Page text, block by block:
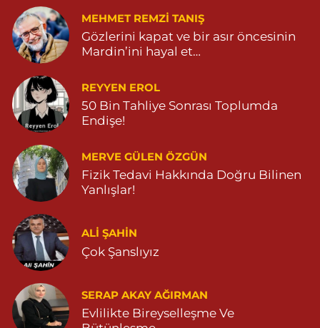
MEHMET REMZI TANIŞ
Gözlerini kapat ve bir asır öncesinin
Mardin’ini hayal et…
REYYEN EROL
50 Bin Tahliye Sonrası Toplumda
Endişe!
MERVE GÜLEN ÖZGÜN
Fizik Tedavi Hakkında Doğru Bilinen
Yanlışlar!
ALI ŞAHİN
Çok Şanslıyız
SERAP AKAY AĞIRMAN
Evlilikte Bireyselleşme Ve